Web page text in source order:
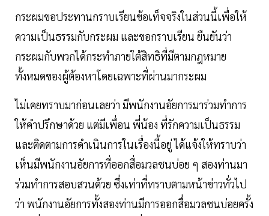
กระผมขอประทานกราบเรียนข้อเท็จจริงในส่วนนี้เพื่อให้
ความเป็นธรรมกับกระผม และขอกราบเรียน ยืนยันว่า
กระผมกับพวกได้กระทําภายใต้สิทธิที่มีตามกฎหมาย
ทั้งหมดของผู้ต้องหาโดยเฉพาะที่ผ่านมากระผม
ไม่เคยทราบมาก่อนเลยว่า มีพนักงานอัยการมาร่วมทําการ
ให้คําปรึกษาด้วย แต่มีเพื่อน พี่น้อง ที่รักความเป็นธรรม
และติดตามการดําเนินการในเรื่องนี้อยู่ ได้แจ้งให้ทราบว่า
เห็นมีพนักงานอัยการที่ออกสื่อมวลชนบ่อย ๆ สองท่านมา
ร่วมทําการสอบสวนด้วย ซึ่งเท่าที่ทราบตามหน้าข่าวทั่วไป
ว่า พนักงานอัยการทั้งสองท่านมีการออกสื่อมวลชนบ่อยครั้ง